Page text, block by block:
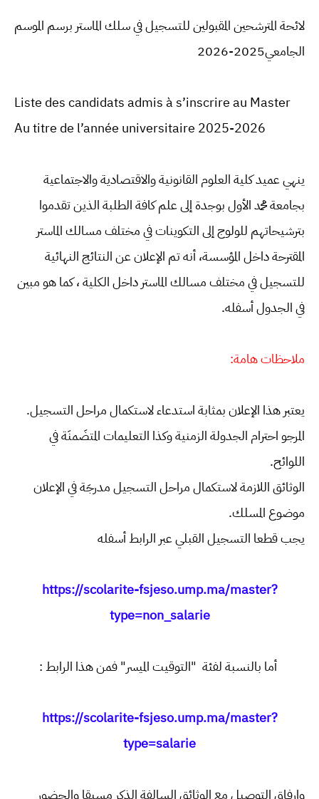
لائحة المترشحين المقبولين للتسجيل في سلك الماستر برسم الموسم
الجامعي2025-2026
Liste des candidats admis à s’inscrire au Master
Au titre de l’année universitaire 2025-2026
ينهي عميد كلية العلوم القانونية والاقتصادية والاجتماعية
بجامعة محمد الأول بوجدة إلى علم كافة الطلبة الذين تقدموا
بترشيحاتهم للولوج إلى التكوينات في مختلف مسالك الماستر
المقترحة داخل المؤسسة، أنه تم الإعلان عن النتائج النهائية
للتسجيل في مختلف مسالك الماستر داخل الكلية ، كما هو مبين
في الجدول أسفله.
ملاحظات هامة:
يعتبر هذا الإعلان بمثابة استدعاء لاستكمال مراحل التسجيل.
المرجو احترام الجدولة الزمنية وكذا التعليمات المتضَمنَة في
اللوائح.
الوثائق اللازمة لاستكمال مراحل التسجيل مدرجَة في الإعلان
موضوع المسلك.
يجب قطعا التسجيل القبلي عبر الرابط أسفله
https://scolarite-fsjeso.ump.ma/master?
type=non_salarie
أما بالنسبة لفئة "التوقيت الميسر" فمن هذا الرابط :
https://scolarite-fsjeso.ump.ma/master?
type=salarie
وإرفاق التوصيل مع الوثائق السالفة الذكر مسبقا والحضور